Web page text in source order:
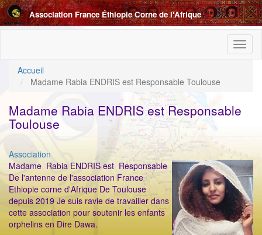
Aller
au
contenu
Association France Éthiopie Corne de l'Afrique
Accueil
Madame Rabia ENDRIS est Responsable Toulouse
Madame Rabia ENDRIS est Responsable
Toulouse
Catégorie
Association
ImageenAvant
Madame Rabia ENDRIS est Responsable
De l'antenne de l'association France
Ethiopie corne d'Afrique De Toulouse
depuis 2019 Je suis ravie de travailler dans
cette association pour soutenir les enfants
orphelins en Dire Dawa.